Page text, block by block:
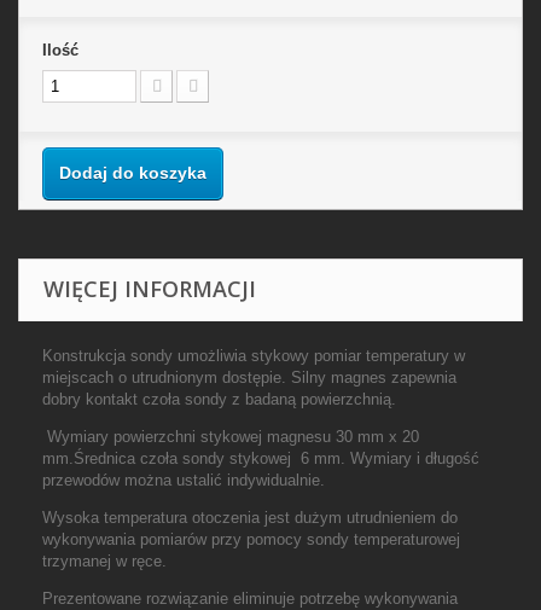
Ilość
Dodaj do koszyka
WIĘCEJ INFORMACJI
Konstrukcja sondy umożliwia stykowy pomiar temperatury w
miejscach o utrudnionym dostępie. Silny magnes zapewnia
dobry kontakt czoła sondy z badaną powierzchnią.
Wymiary powierzchni stykowej magnesu 30 mm x 20
mm.Średnica czoła sondy stykowej 6 mm. Wymiary i długość
przewodów można ustalić indywidualnie.
Wysoka temperatura otoczenia jest dużym utrudnieniem do
wykonywania pomiarów przy pomocy sondy temperaturowej
trzymanej w ręce.
Prezentowane rozwiązanie eliminuje potrzebę wykonywania